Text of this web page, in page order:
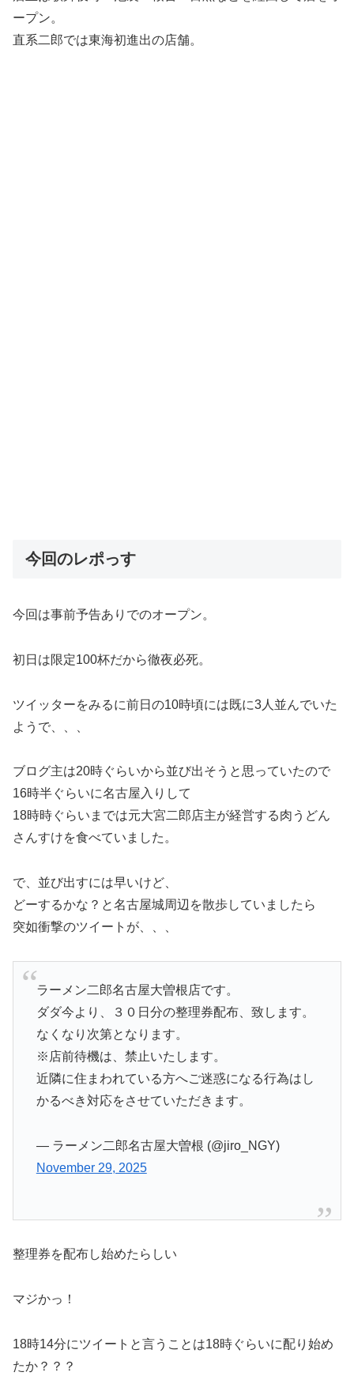
ープン。
直系二郎では東海初進出の店舗。
今回のレポっす
今回は事前予告ありでのオープン。
初日は限定100杯だから徹夜必死。
ツイッターをみるに前日の10時頃には既に3人並んでいた
ようで、、、
ブログ主は20時ぐらいから並び出そうと思っていたので
16時半ぐらいに名古屋入りして
18時時ぐらいまでは元大宮二郎店主が経営する肉うどん
さんすけを食べていました。
で、並び出すには早いけど、
どーするかな？と名古屋城周辺を散歩していましたら
突如衝撃のツイートが、、、
ラーメン二郎名古屋大曽根店です。
ダダ今より、３０日分の整理券配布、致します。
なくなり次第となります。
※店前待機は、禁止いたします。
近隣に住まわれている方へご迷惑になる行為はし
かるべき対応をさせていただきます。
— ラーメン二郎名古屋大曽根 (@jiro_NGY)
November 29, 2025
整理券を配布し始めたらしい
マジかっ！
18時14分にツイートと言うことは18時ぐらいに配り始め
たか？？？